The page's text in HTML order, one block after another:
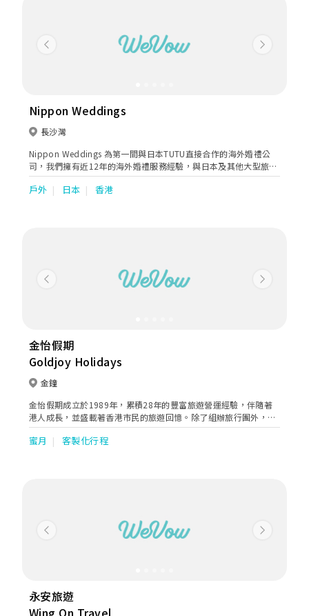
Previous Next
Nippon Weddings
長沙灣
Nippon Weddings 為第一間與日本TUTU直接合作的海外婚禮公
司，我們擁有近12年的海外婚禮服務經驗，與日本及其他大型旅行
公司一直有緊密的合作，不斷為顧客提供更好的服務。我們亦會安
排一對一的貼心服務，聆聽客人的意見及需要，無論從安排整個婚
戶外 日本 香港
Previous Next
金怡假期
Goldjoy Holidays
金鐘
金怡假期成立於1989年，累積28年的豐富旅遊營運經驗，伴隨著
港人成長，並盛載著香港市民的旅遊回憶。除了組辦旅行團外，我
們亦不斷提升服務質素及提供多元化的旅遊服務，如郵輪旅遊、遊
學團及獨立組團服務，為顧客度身訂造各式各樣的旅行團。憑著我
蜜月 客製化行程
Previous Next
永安旅遊
Wing On Travel